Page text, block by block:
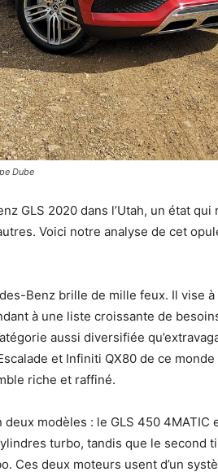
Dube
GLS 2020 dans l’Utah, un état
Voici notre analyse de cet
Benz brille de mille feux. Il vise
à une liste croissante de
aussi diversifiée
et Infiniti QX80 de ce
riche et raffiné.
modèles : le GLS 450 4MATIC
turbo, tandis que le second
Ces deux moteurs usent d’un